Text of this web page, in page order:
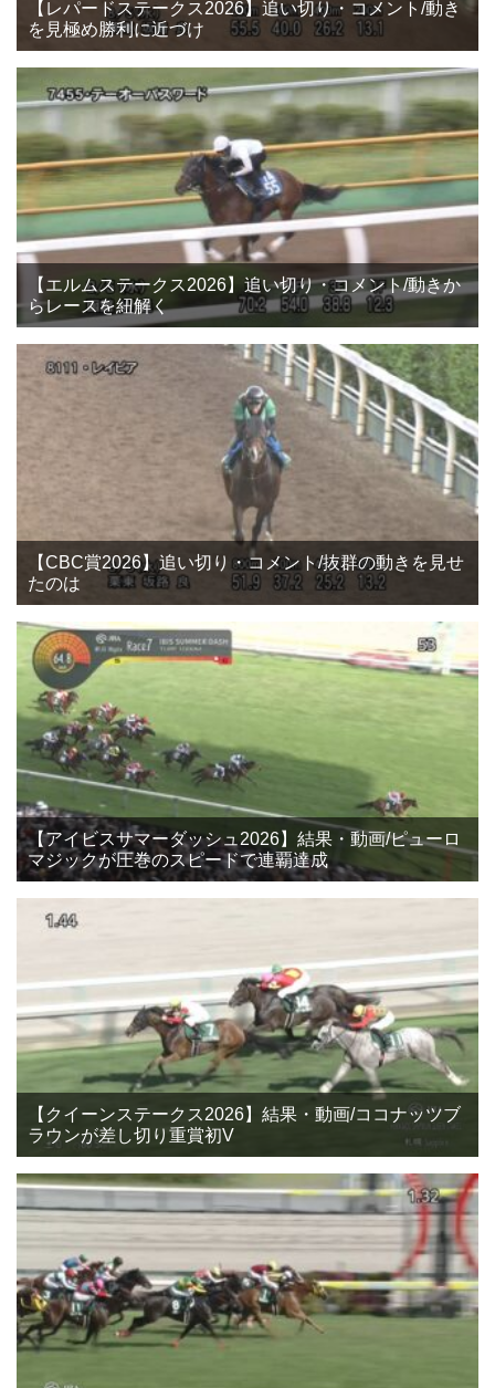
【レパードステークス2026】追い切り・コメント/動き
を見極め勝利に近づけ
【エルムステークス2026】追い切り・コメント/動きか
らレースを紐解く
【CBC賞2026】追い切り・コメント/抜群の動きを見せ
たのは
【アイビスサマーダッシュ2026】結果・動画/ピューロ
マジックが圧巻のスピードで連覇達成
【クイーンステークス2026】結果・動画/ココナッツブ
ラウンが差し切り重賞初V